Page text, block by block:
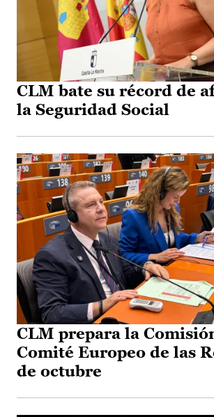
CLM bate su récord de
la Seguridad Social
CLM prepara la
Comité Europeo de las
de octubre